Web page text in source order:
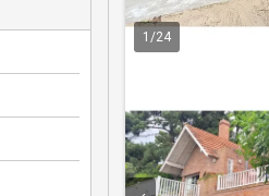
1 /24